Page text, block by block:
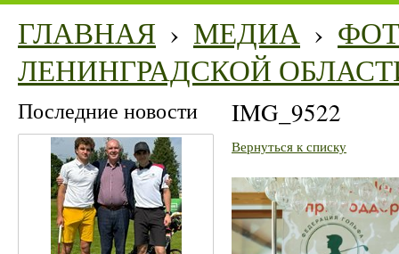
ГЛАВНАЯ › МЕДИА ›
ЛЕНИНГРАДСКОЙ
Последние новости IMG_9522
Вернуться к списку